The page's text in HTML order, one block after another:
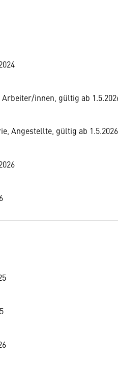
innen, gültig ab
Angestellte, gültig ab 1.5.2026